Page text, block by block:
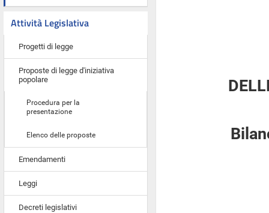
Attività Legislativa
Progetti di legge
Proposte di legge d'iniziativa
popolare
Procedura per la
presentazione
Elenco delle proposte
Emendamenti
Leggi
Decreti legislativi